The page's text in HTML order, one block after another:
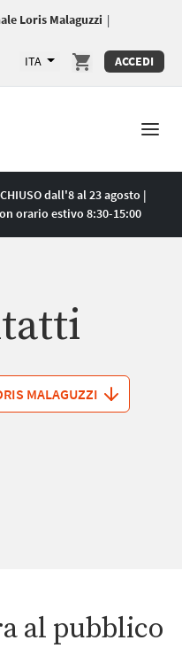
Loris Malaguzzi |
ITA
ACCEDI
dall'8 al 23 agosto |
orario estivo 8:30-15:00
MALAGUZZI
al pubblico